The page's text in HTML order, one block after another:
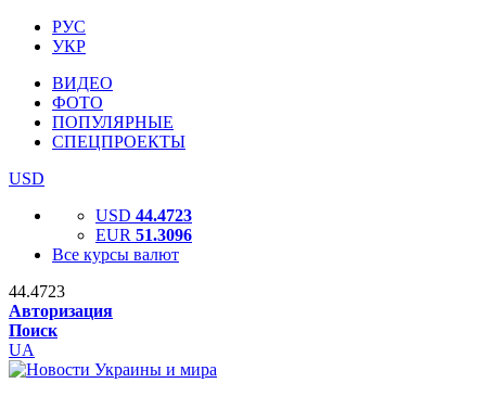
РУС
УКР
ВИДЕО
ФОТО
ПОПУЛЯРНЫЕ
СПЕЦПРОЕКТЫ
USD
USD 44.4723
EUR 51.3096
Все курсы валют
44.4723
Авторизация
Поиск
UA